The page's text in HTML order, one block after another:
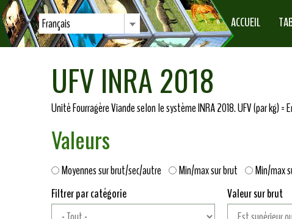
Français ACCUEIL
UFV INRA 2018
Unité Fourragère Viande selon le système INRA 2018. UFV (par kg)
Valeurs
Moyennes sur brut/sec/autre Min/max sur brut Min/max
Filtrer par catégorie
Valeur sur brut